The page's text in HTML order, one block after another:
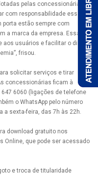
pelas concessionárias
com responsabilidade essa
porta estão sempre com
a marca da empresa. Essa
usuários e facilitar o dia a
frisou.
solicitar serviços e tirar
concessionárias ficam à
6060 (ligações de telefone
o WhatsApp pelo número
a sexta-feira, das 7h às 22h.
download gratuito nos
Online, que pode ser acessado
e troca de titularidade